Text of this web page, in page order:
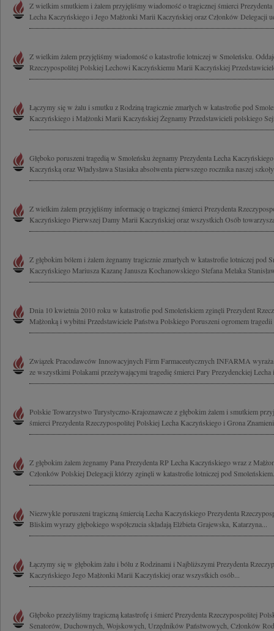
Z wielkim smutkiem i żalem przyjęliśmy wiadomość o tragicznej śmierci
Lecha Kaczyńskiego i Jego Małżonki Marii Kaczyńskiej oraz Członków Delegacji
Z wielkim żalem przyjęliśmy wiadomość o katastrofie lotniczej w Smoleńsku.
Rzeczypospolitej Polskiej Lechowi Kaczyńskiemu Marii Kaczyńskiej
Łączymy się w żalu i smutku z Rodziną tragicznie zmarłych w katastrofie pod
Kaczyńskiego i Małżonki Marii Kaczyńskiej Żegnamy Przedstawicieli polskiego
Głęboko poruszeni tragedią w Smoleńsku żegnamy Prezydenta Lecha
Kaczyńską oraz Władysława Stasiaka absolwenta pierwszego rocznika naszej
Z wielkim żalem przyjęliśmy informację o tragicznej śmierci Prezydenta
Kaczyńskiego Pierwszej Damy Marii Kaczyńskiej oraz wszystkich Osób
Z głębokim bólem i żalem żegnamy tragicznie zmarłych w katastrofie lotniczej pod
Kaczyńskiego Mariusza Kazanę Janusza Kochanowskiego Stefana Melaka
Dnia 10 kwietnia 2010 roku w katastrofie pod Smoleńskiem zginęli Prezydent
Małżonką i wybitni Przedstawiciele Państwa Polskiego Poruszeni ogromem tragedii
Związek Pracodawców Innowacyjnych Firm Farmaceutycznych INFARMA wyraża
ze wszystkimi Polakami przeżywającymi tragedię śmierci Pary Prezydenckiej
Polskie Towarzystwo Turystyczno-Krajoznawcze z głębokim żalem i smutkiem
śmierci Prezydenta Rzeczypospolitej Polskiej Lecha Kaczyńskiego i Grona
Z głębokim żalem żegnamy Pana Prezydenta RP Lecha Kaczyńskiego wraz z
Członków Polskiej Delegacji którzy zginęli w katastrofie lotniczej pod
Niezwykle poruszeni tragiczną śmiercią Lecha Kaczyńskiego Prezydenta
Bliskim wyrazy głębokiego współczucia składają Elżbieta Grajewska, Katarzyna...
Łączymy się w głębokim żalu i bólu z Rodzinami i Najbliższymi Prezydenta
Kaczyńskiego Jego Małżonki Marii Kaczyńskiej oraz wszystkich osób...
Głęboko przeżyliśmy tragiczną katastrofę i śmierć Prezydenta Rzeczypospolitej
Senatorów, Duchownych, Wojskowych, Urzędników Państwowych, Członków